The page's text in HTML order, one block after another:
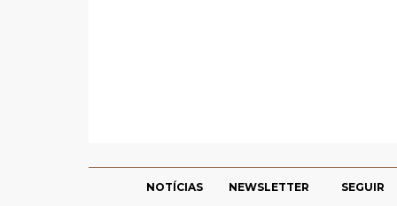
NOTÍCIAS NEWSLETTER SEGUIR